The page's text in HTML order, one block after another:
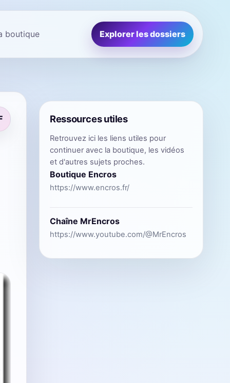
boutique Explorer les dossiers
Ressources utiles
Retrouvez ici les liens utiles pour
continuer avec la boutique, les vidéos
et d'autres sujets proches.
Boutique Encros
https://www.encros.fr/
Chaîne MrEncros
https://www.youtube.com/@MrEncros